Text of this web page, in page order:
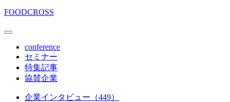
FOODCROSS
conference
セミナー
特集記事
協賛企業
企業インタビュー（449）